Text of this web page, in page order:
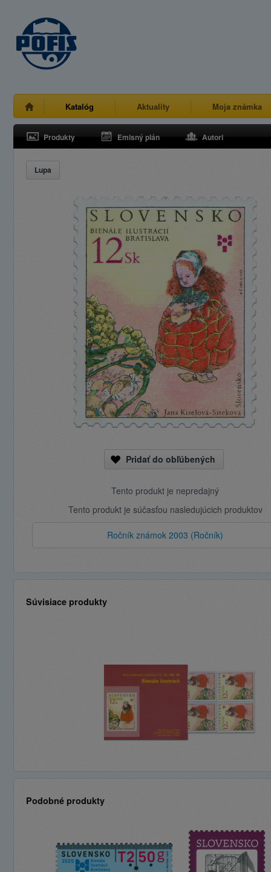
Katalóg Aktuality Moja známka
Produkty Emisný plán Autori
Lupa
Pridať do obľúbených
Tento produkt je nepredajný
Tento produkt je súčasťou nasledujúcich produktov
Ročník známok 2003 (Ročník)
Súvisiace produkty
Podobné produkty